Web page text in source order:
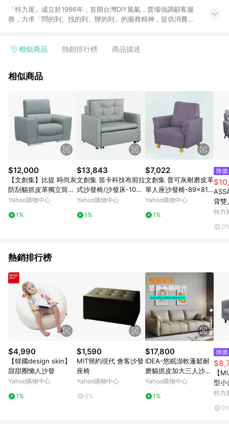
「特力屋」成立於1996年，首開台灣DIY風氣，賣場強調顧客服
務，力求「問的到、找的到、辦的到」的服務精神，提供消費者
客找到居家修繕、佈置或裝潢時所需；另外，在各家分店內規劃
等各方面進行整合，提升服務質感，期望每一位來店顧客，能輕
結帳流程(Easy to buy)、每次到「特力屋」購物都能得到新的啟
發與靈感(Exciting experience)，同時持續提供消費者居家修繕
最佳解決方案，以創造優質居家環境為首要目標，成為消費者打
造幸福家園時的優先選擇。
相似商品 熱銷排行榜 商品描述
相似商品
$12,000
【文創集】比提 時尚灰
防刮貓抓皮革獨立筒單
人座沙發椅-103x89x
Yahoo購物中心
1%
$13,843
文創集 笛卡科技布前拉
式沙發椅/沙發床-108x
85x90cm免組
Yahoo購物中心
1%
$7,022
文創集 普可灰耐磨皮革
單人座沙發椅-89x81x
89cm免組
Yahoo購物中心
1%
降價
背雙
人座
特力
熱銷排行榜
$4,990
【韓國design skin】
甜甜圈懶人沙發
Yahoo購物中心
1%
$1,590
MIT簡約現代 會客沙發
座椅
Yahoo購物中心
0%
$17,800
IDEA-悠眠澎軟蓬鬆耐
磨貓抓皮加大三人沙
發/250CM 可客製
Yahoo購物中心
1%
降價
【
型小
發
特力